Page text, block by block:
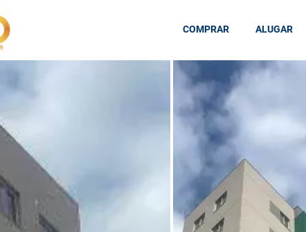
COMPRAR ALUGAR